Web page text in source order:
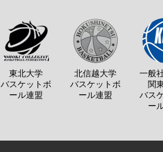
東北大学
バスケットボ
ール連盟
北信越大学
バスケットボ
ール連盟
一般
関
バス
ー